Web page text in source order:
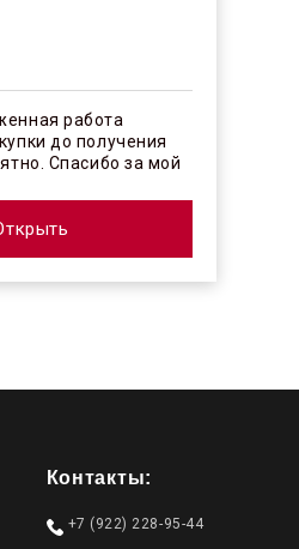
работа
до получения
Спасибо за мой
Контакты:
+7 (922) 228-95-44